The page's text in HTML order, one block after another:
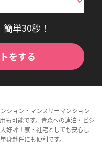
単30秒！
をする
ション・マンスリーマンション
も可能です。青森への連泊・ビジ
好評！寮・社宅としても安心し
身赴任にも便利です。